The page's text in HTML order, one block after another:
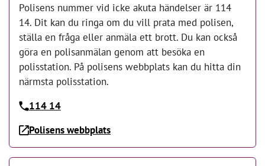
Polisens nummer vid icke akuta händelser är 114
14. Dit kan du ringa om du vill prata med polisen,
ställa en fråga eller anmäla ett brott. Du kan också
göra en polisanmälan genom att besöka en
polisstation. På polisens webbplats kan du hitta din
närmsta polisstation.
114 14
Polisens webbplats